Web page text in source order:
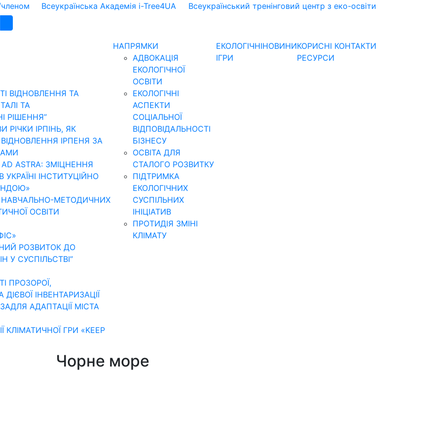
Всеукраїнська Академія i-Tree4UA Всеукраїнський тренінговий центр з еко-освіти
ВІДНОВЛЕННЯ ТА
ТА
РІШЕННЯ”
ІРПІНЬ, ЯК
ІРПЕНЯ ЗА
AD ASTRA: ЗМІЦНЕННЯ
УКРАЇНІ ІНСТИТУЦІЙНО
НАВЧАЛЬНО-МЕТОДИЧНИХ
ОСВІТИ
РОЗВИТОК ДО
У СУСПІЛЬСТВІ”
ПРОЗОРОЇ,
ІНВЕНТАРИЗАЦІЇ
АДАПТАЦІЇ МІСТА
КЛІМАТИЧНОЇ ГРИ «KEEP
НАПРЯМКИ
АДВОКАЦІЯ
ЕКОЛОГІЧНОЇ
ОСВІТИ
ЕКОЛОГІЧНІ
АСПЕКТИ
СОЦІАЛЬНОЇ
ВІДПОВІДАЛЬНОСТІ
БІЗНЕСУ
ОСВІТА ДЛЯ
СТАЛОГО РОЗВИТКУ
ПІДТРИМКА
ЕКОЛОГІЧНИХ
СУСПІЛЬНИХ
ІНІЦІАТИВ
ПРОТИДІЯ ЗМІНІ
КЛІМАТУ
ЕКОЛОГІЧНІ
ІГРИ
НОВИНИКОРИСНІ
РЕСУРСИ
КОНТАКТИ
Чорне море